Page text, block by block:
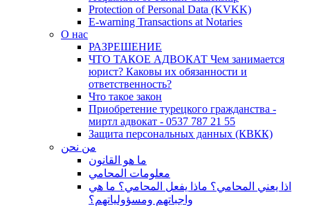
Protection of Personal Data (KVKK)
E-warning Transactions at Notaries
О нас
РАЗРЕШЕНИЕ
ЧТО ТАКОЕ АДВОКАТ Чем занимается
юрист? Каковы их обязанности и
ответственность?
Что такое закон
Приобретение турецкого гражданства -
миртл адвокат - 0537 787 21 55
Защита персональных данных (КВКК)
من نحن
ما هو القانون
معلومات المحامي
اذا يعني المحامي؟ ماذا يفعل المحامي؟ ما هي
واجباتهم ومسؤولياتهم؟